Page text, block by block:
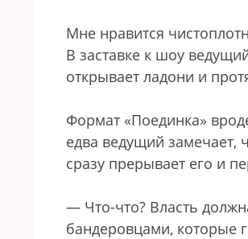
Мне нравится
В заставке к шоу
открывает ладони и
Формат «Поединка»
едва ведущий замечает,
сразу прерывает его и
— Что-что? Власть
бандеровцами, которые